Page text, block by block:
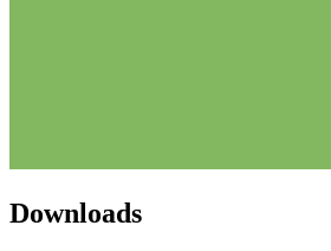
Downloads